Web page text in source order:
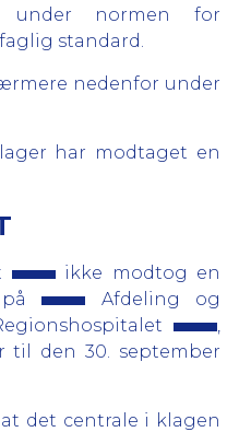
under normen for
standard.
nedenfor under
har modtaget en
ikke modtog en
på
Afdeling og
til den 30. september
det centrale i klagen